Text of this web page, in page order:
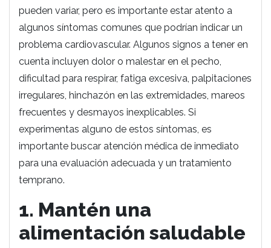
pueden variar, pero es importante estar atento a
algunos síntomas comunes que podrían indicar un
problema cardiovascular. Algunos signos a tener en
cuenta incluyen dolor o malestar en el pecho,
dificultad para respirar, fatiga excesiva, palpitaciones
irregulares, hinchazón en las extremidades, mareos
frecuentes y desmayos inexplicables. Si
experimentas alguno de estos síntomas, es
importante buscar atención médica de inmediato
para una evaluación adecuada y un tratamiento
temprano.
1. Mantén una
alimentación saludable